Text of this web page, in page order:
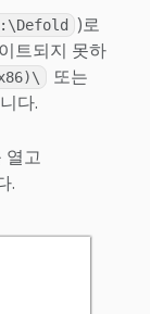
)로
트되지 못하
또는
다.
열고
.